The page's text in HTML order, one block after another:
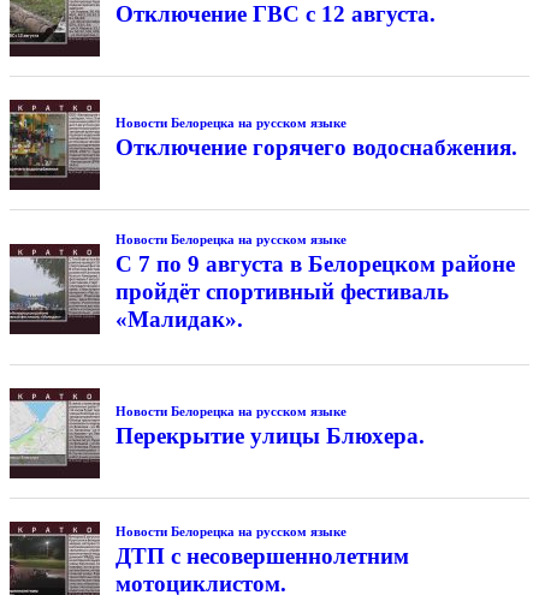
Отключение ГВС с 12 августа.
Новости Белорецка на русском языке
Отключение горячего водоснабжения.
Новости Белорецка на русском языке
С 7 по 9 августа в Белорецком районе
пройдёт спортивный фестиваль
«Малидак».
Новости Белорецка на русском языке
Перекрытие улицы Блюхера.
Новости Белорецка на русском языке
ДТП с несовершеннолетним
мотоциклистом.